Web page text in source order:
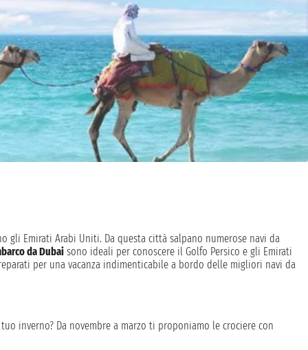
gli Emirati Arabi Uniti. Da questa città salpano numerose navi da
da Dubaisono ideali per conoscere il Golfo Persico e gli Emirati
per una vacanza indimenticabile a bordo delle migliori navi da
inverno? Da novembre a marzo ti proponiamo le crociere con